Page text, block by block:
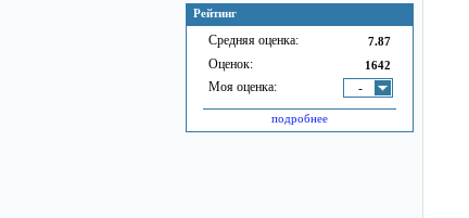
Рейтинг
Средняя оценка: 7.87
Оценок: 1642
Моя оценка: -
подробнее